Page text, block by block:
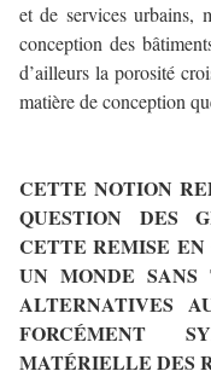
et de services urbains,
conception des
d’ailleurs la porosité
matière de conception
CETTE NOTION
QUESTION DES
CETTE REMISE EN
UN MONDE
ALTERNATIVES
FORCÉMENT
MATÉRIELLE DES